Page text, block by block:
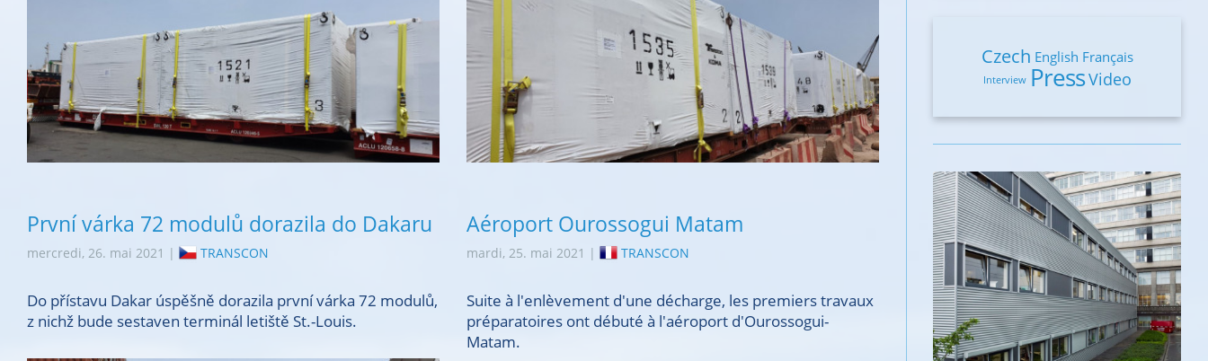
První várka 72 modulů dorazila do Dakaru
mercredi, 26. mai 2021 | TRANSCON
Do přístavu Dakar úspěšně dorazila první várka 72 modulů,
z nichž bude sestaven terminál letiště St.-Louis.
Aéroport Ourossogui Matam
mardi, 25. mai 2021 | TRANSCON
Suite à l'enlèvement d'une décharge, les premiers travaux
préparatoires ont débuté à l'aéroport d'Ourossogui-
Matam.
Czech English Français
Interview PressVideo